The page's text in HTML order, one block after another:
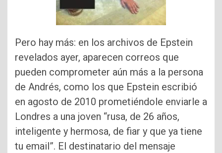
Pero hay más: en los archivos de Epstein
revelados ayer, aparecen correos que
pueden comprometer aún más a la persona
de Andrés, como los que Epstein escribió
en agosto de 2010 prometiéndole enviarle a
Londres a una joven “rusa, de 26 años,
inteligente y hermosa, de fiar y que ya tiene
tu email”. El destinatario del mensaje